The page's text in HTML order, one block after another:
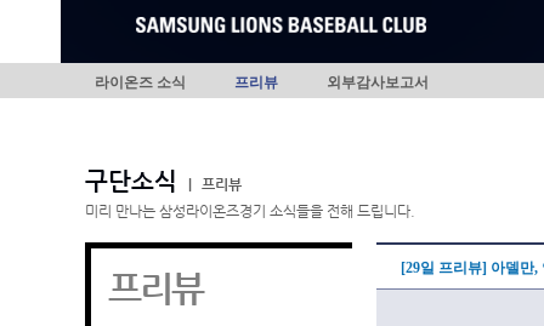
라이온즈 소식 프리뷰 외부감사보고서
구단소식
프리뷰
미리 만나는 삼성라이온즈경기 소식들을 전해 드립니다.
프리뷰 [29일 프리뷰] 아델만